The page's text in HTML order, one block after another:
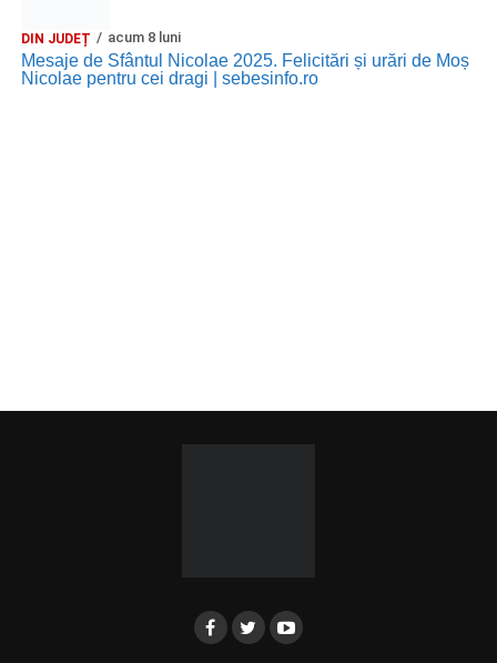
DIN JUDEȚ acum 8 luni
Mesaje de Sfântul Nicolae 2025. Felicitări și urări de Moș
Nicolae pentru cei dragi | sebesinfo.ro